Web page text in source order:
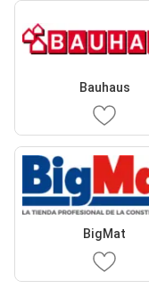
Bauhaus
BigMat